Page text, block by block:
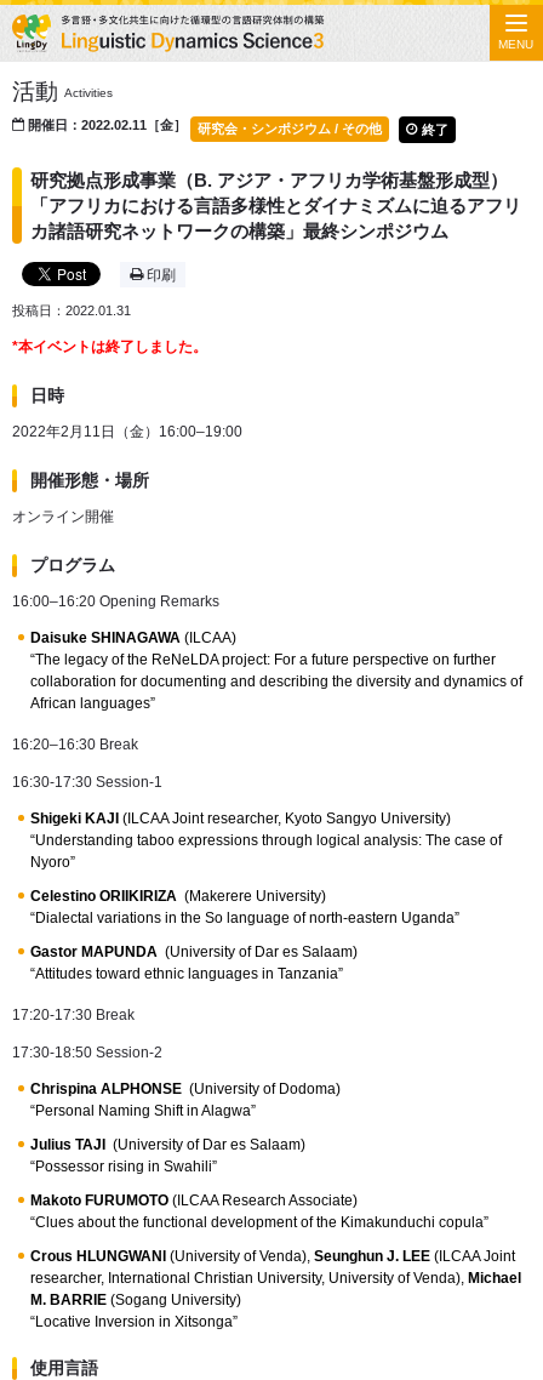
活動 Activities
開催日：2022.02.11［金］ 研究会・シンポジウム / その他 終了
研究拠点形成事業（B. アジア・アフリカ学術基盤形成型）
「アフリカにおける言語多様性とダイナミズムに迫るアフリ
カ諸語研究ネットワークの構築」最終シンポジウム
印刷
投稿日：2022.01.31
*本イベントは終了しました。
日時
2022年2月11日（金）16:00–19:00
開催形態・場所
オンライン開催
プログラム
16:00–16:20 Opening Remarks
Daisuke SHINAGAWA (ILCAA)
“The legacy of the ReNeLDA project: For a future perspective on further
collaboration for documenting and describing the diversity and dynamics of
African languages”
16:20–16:30 Break
16:30-17:30 Session-1
Shigeki KAJI (ILCAA Joint researcher, Kyoto Sangyo University)
“Understanding taboo expressions through logical analysis: The case of
Nyoro”
Celestino ORIIKIRIZA (Makerere University)
“Dialectal variations in the So language of north-eastern Uganda”
Gastor MAPUNDA (University of Dar es Salaam)
“Attitudes toward ethnic languages in Tanzania”
17:20-17:30 Break
17:30-18:50 Session-2
Chrispina ALPHONSE (University of Dodoma)
“Personal Naming Shift in Alagwa”
Julius TAJI
(University of Dar es Salaam)
“Possessor rising in Swahili”
Makoto FURUMOTO (ILCAA Research Associate)
“Clues about the functional development of the Kimakunduchi copula”
Crous HLUNGWANI (University of Venda), Seunghun J. LEE (ILCAA Joint
researcher, International Christian University, University of Venda), Michael
M. BARRIE (Sogang University)
“Locative Inversion in Xitsonga”
使用言語
MENU